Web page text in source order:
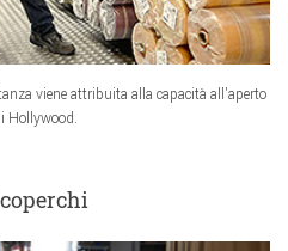
viene attribuita alla capacità all'aperto
Hollywood.